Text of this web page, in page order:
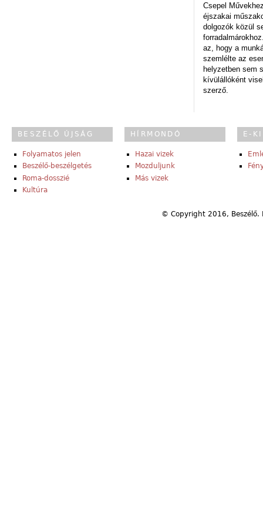
Csepel
éjszakai
dolgozók közül
az, hogy a
szemlélte az
helyzetben sem
kívülállóként
szerző.
BESZÉLŐ ÚJSÁG
Folyamatos jelen
Beszélő-beszélgetés
Roma-dosszié
Kultúra
HÍRMONDÓ
Hazai vizek
Mozduljunk
Más vizek
E-
© Copyright 2016,